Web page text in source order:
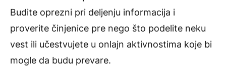
Budite oprezni pri deljenju informacija i
proverite činjenice pre nego što podelite neku
vest ili učestvujete u onlajn aktivnostima koje bi
mogle da budu prevare.